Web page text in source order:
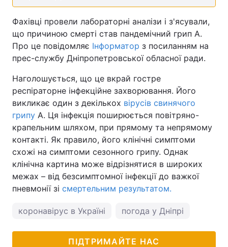
Фахівці провели лабораторні аналізи і з'ясували,
що причиною смерті став пандемічний грип А.
Про це повідомляє Інформатор з посиланням на
прес-службу Дніпропетровської обласної ради.
Наголошується, що це вкрай гостре
респіраторне інфекційне захворювання. Його
викликає один з декількох вірусів свинячого
грипу А. Ця інфекція поширюється повітряно-
крапельним шляхом, при прямому та непрямому
контакті. Як правило, його клінічні симптоми
схожі на симптоми сезонного грипу. Однак
клінічна картина може відрізнятися в широких
межах – від безсимптомної інфекції до важкої
пневмонії зі смертельним результатом.
коронавірус в Україні погода у Дніпрі
ПІДТРИМАЙТЕ НАС